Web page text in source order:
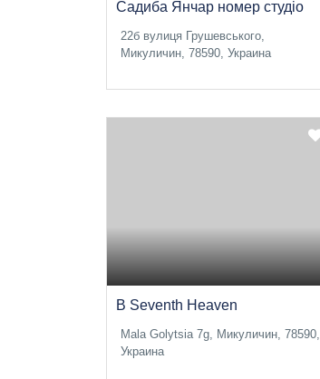
Садиба Янчар номер студiо
22б вулиця Грушевського,
Микуличин, 78590, Украина
B Seventh Heaven
Mala Golytsia 7g, Микуличин, 78590,
Украина